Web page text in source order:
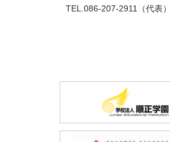
TEL.086-207-2911（代表）